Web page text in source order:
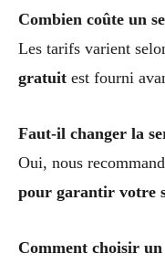
Combien coûte un
Les tarifs varient
gratuit est fourni
Faut-il changer la
Oui, nous
pour garantir votre
Comment choisir